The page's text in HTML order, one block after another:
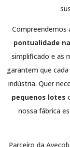
Compreendemos
pontualidade
simplificado e as
garantem que
indústria. Quer
pequenos lotes
nossa fábrica
Parceiro da